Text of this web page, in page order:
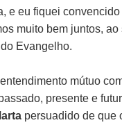
e eu fiquei
muito bem juntos,
Evangelho.
mútuo
presente e
persuadido de que